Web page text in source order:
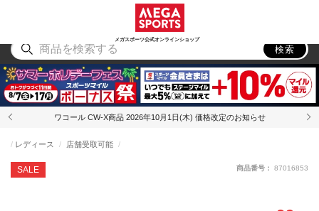
メガスポーツ公式オンラインショップ
アウトドア
検索
ワコール CW-X商品 2026年10月1日(木) 価格改定のお知らせ
SALE
レディース 店舗受取可能
商品番号： 87016853